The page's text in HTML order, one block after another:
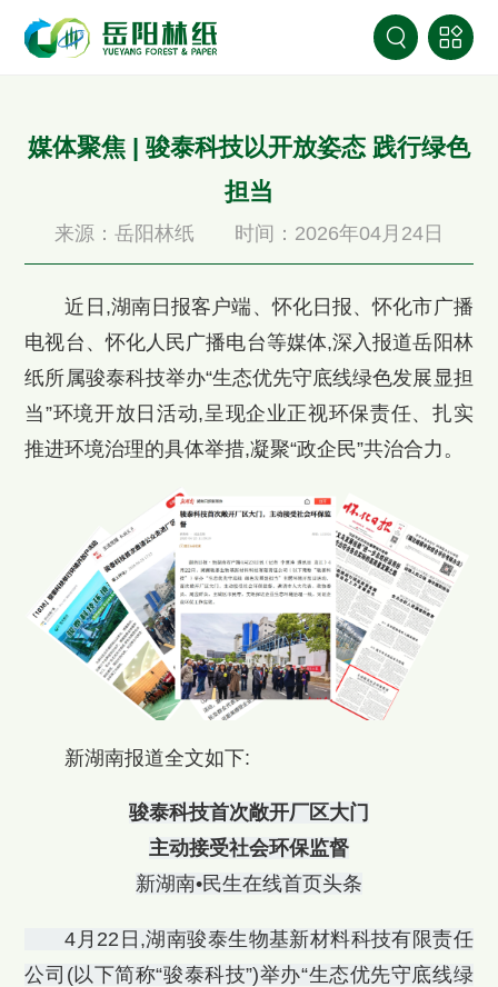
媒体聚焦 | 骏泰科技以开放姿态 践行绿色
担当
来源：岳阳林纸 时间：2026年04月24日
近日,湖南日报客户端、怀化日报、怀化市广播
电视台、怀化人民广播电台等媒体,深入报道岳阳林
纸所属骏泰科技举办“生态优先守底线绿色发展显担
当”环境开放日活动,呈现企业正视环保责任、扎实
推进环境治理的具体举措,凝聚“政企民”共治合力。
新湖南报道全文如下:
骏泰科技首次敞开厂区大门
主动接受社会环保监督
新湖南•民生在线首页头条
4月22日,湖南骏泰生物基新材料科技有限责任
公司(以下简称“骏泰科技”)举办“生态优先守底线绿